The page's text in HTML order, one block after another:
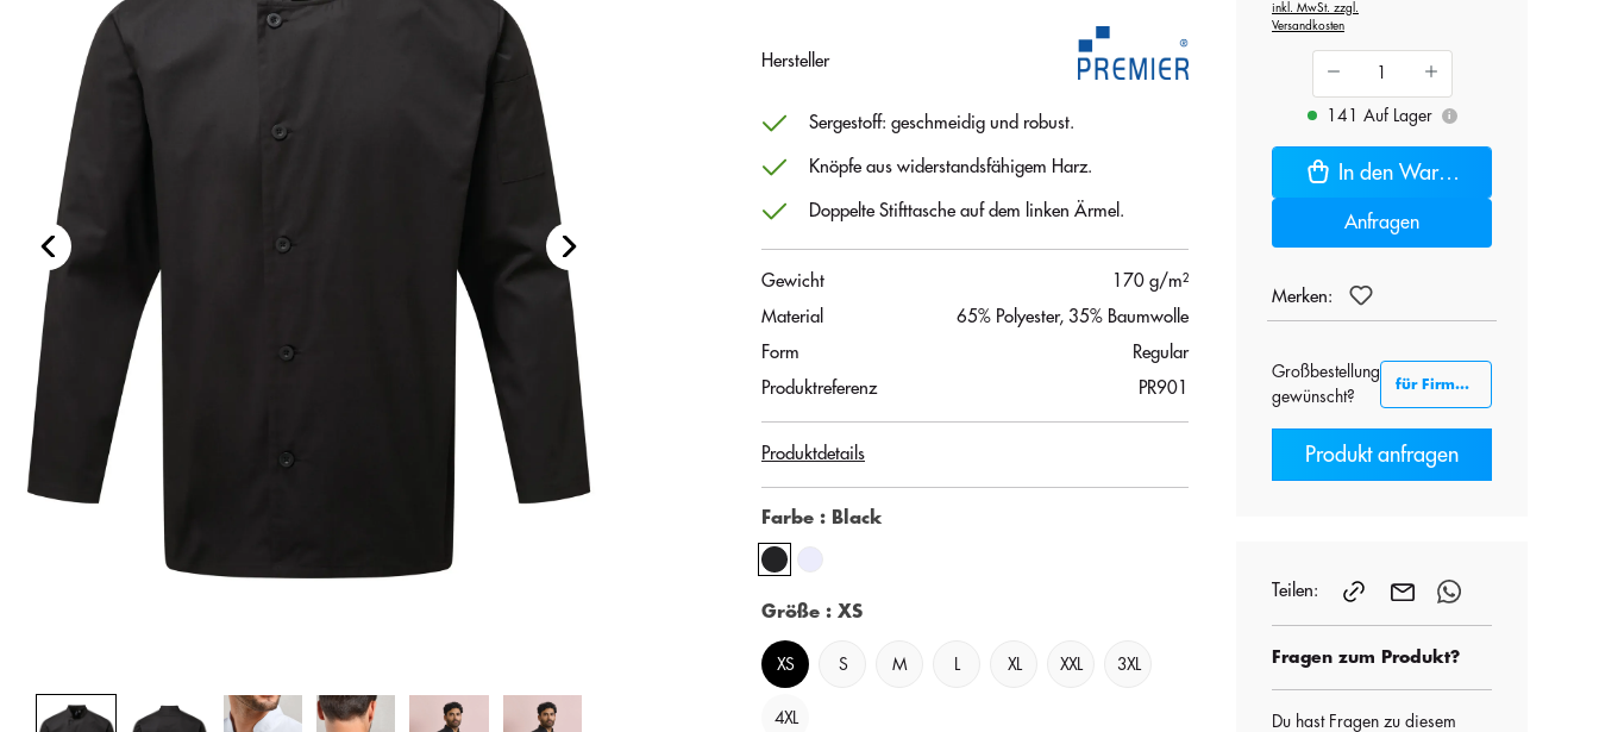
Hersteller
Sergestoff: geschmeidig und robust.
Knöpfe aus widerstandsfähigem Harz.
Doppelte Stifttasche auf dem linken Ärmel.
Gewicht
170 g/m²
Material
65% Polyester, 35% Baumwolle
Form
Regular
Produktreferenz
PR901
Produktdetails
Farbe : Black
Größe : XS
XS S M XL XXL 3XL
4XL
inkl. MwSt. zzgl.
Versandkosten
141 Auf Lager i
In den Warenkorb
Anfragen
Merken:
Großbestellung
gewünscht?
für Firmenkunden B2B
Produkt anfragen
Teilen:
Fragen zum Produkt?
Du hast Fragen zu diesem